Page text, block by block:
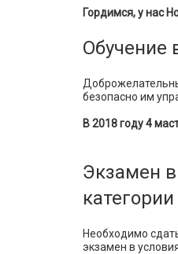
Гордимся, у нас
Обучение
безопасно им
В 2018 году 4
Экзамен
Необходимо
экзамен в